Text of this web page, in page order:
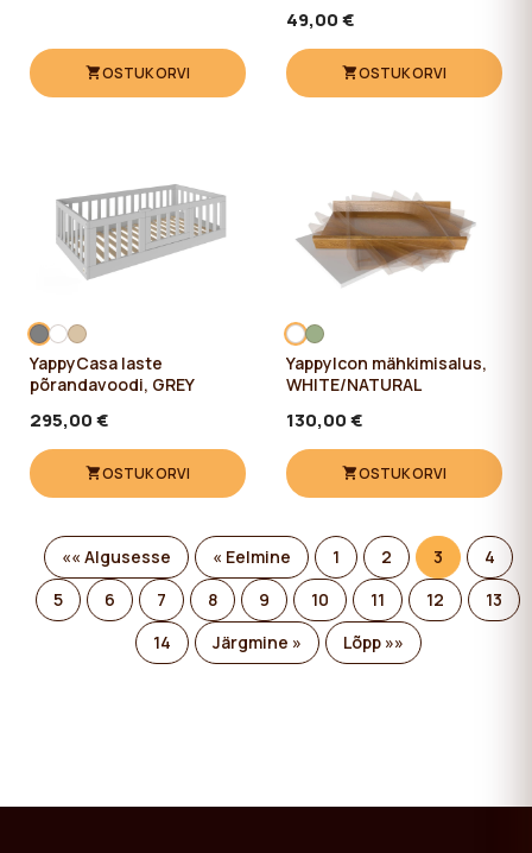
OSTUKORVI
49,00 €
OSTUKORVI
YappyCasa laste
põrandavoodi, GREY
295,00 €
OSTUKORVI
YappyIcon mähkimisalus,
WHITE/NATURAL
130,00 €
OSTUKORVI
«« Algusesse « Eelmine 1 2 3
4
5
6 7 8 9 10 11 12
13
14
Järgmine » Lõpp »»